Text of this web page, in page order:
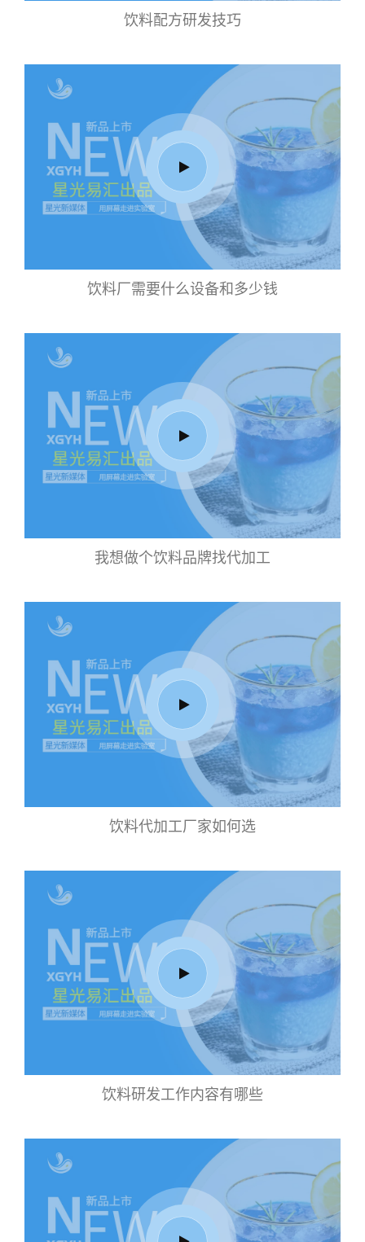
饮料配方研发技巧
饮料厂需要什么设备和多少钱
我想做个饮料品牌找代加工
饮料代加工厂家如何选
饮料研发工作内容有哪些